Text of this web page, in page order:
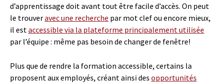
d’apprentissage doit avant tout être facile d’accès. On peut
le trouveravec une recherche par mot clef ou encore mieux,
il estaccessible via la plateforme principalement utilisée
par l’équipe : même pas besoin de changer de fenêtre!
Plus que de rendre la formation accessible, certains la
proposent aux employés, créant ainsi des opportunités